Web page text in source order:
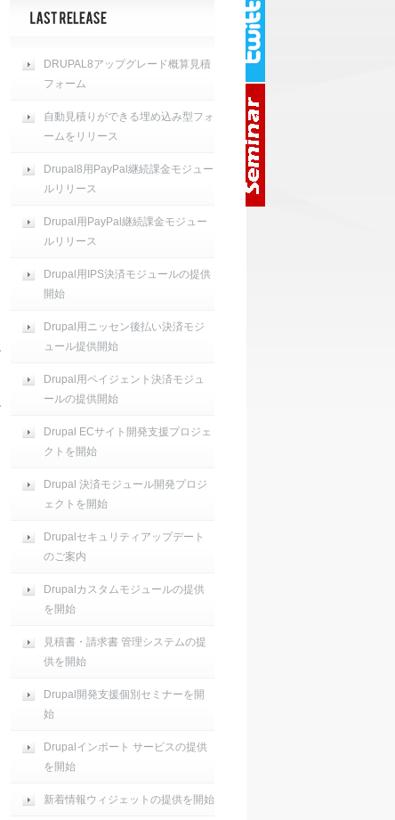
DRUPAL8アップグレード概算見積
フォーム
自動見積りができる埋め込み型フォ
ームをリリース
Drupal8用PayPal継続課金モジュー
ルリリース
Drupal用PayPal継続課金モジュー
ルリリース
Drupal用IPS決済モジュールの提供
開始
Drupal用ニッセン後払い決済モジ
ュール提供開始
Drupal用ペイジェント決済モジュ
ールの提供開始
Drupal ECサイト開発支援プロジェ
クトを開始
Drupal 決済モジュール開発プロジ
ェクトを開始
Drupalセキュリティアップデート
のご案内
Drupalカスタムモジュールの提供
を開始
見積書・請求書 管理システムの提
供を開始
Drupal開発支援個別セミナーを開
始
Drupalインポート サービスの提供
を開始
新着情報ウィジェットの提供を開始